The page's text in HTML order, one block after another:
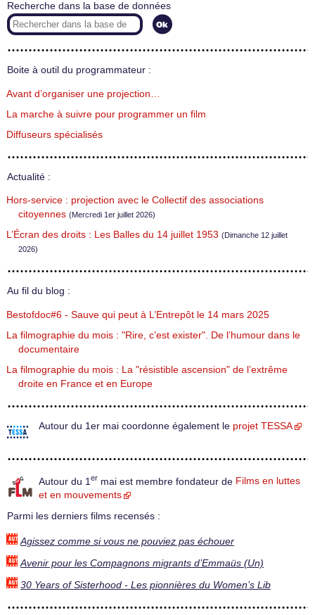
Recherche dans la base de données
Boite à outil du programmateur :
Avant d’organiser une projection…
La marche à suivre pour programmer un film
Diffuseurs spécialisés
Actualité :
Hors-service : projection avec le Collectif des associations
citoyennes (Mercredi 1er juillet 2026)
L’Écran des droits : Les Balles du 14 juillet 1953 (Dimanche 12 juillet
2026)
Au fil du blog :
Bestofdoc#6 - Sauve qui peut à L’Entrepôt le 14 mars 2025
La filmographie du mois : "Rire, c’est exister". De l’humour dans le
documentaire
La filmographie du mois : La "résistible ascension" de l’extrême
droite en France et en Europe
Autour du 1er mai coordonne également le projet TESSA
Autour du 1 er mai est membre fondateur de Films en luttes
et en mouvements
Parmi les derniers films recensés :
Agissez comme si vous ne pouviez pas échouer
Avenir pour les Compagnons migrants d’Emmaüs (Un)
30 Years of Sisterhood - Les pionnières du Women’s Lib